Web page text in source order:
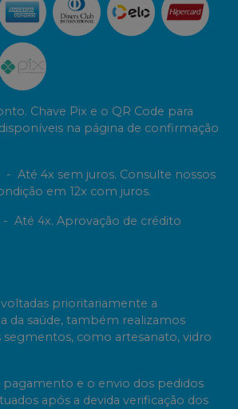
Chave Pix e o QR Code para
na página de confirmação
- Até 4x sem juros. Consulte nossos
em 12x com juros.
- Até 4x. Aprovação de crédito
voltadas prioritariamente a
da saúde, também realizamos
segmentos, como artesanato, vidro
pagamento e o envio dos pedidos
após a devida verificação dos